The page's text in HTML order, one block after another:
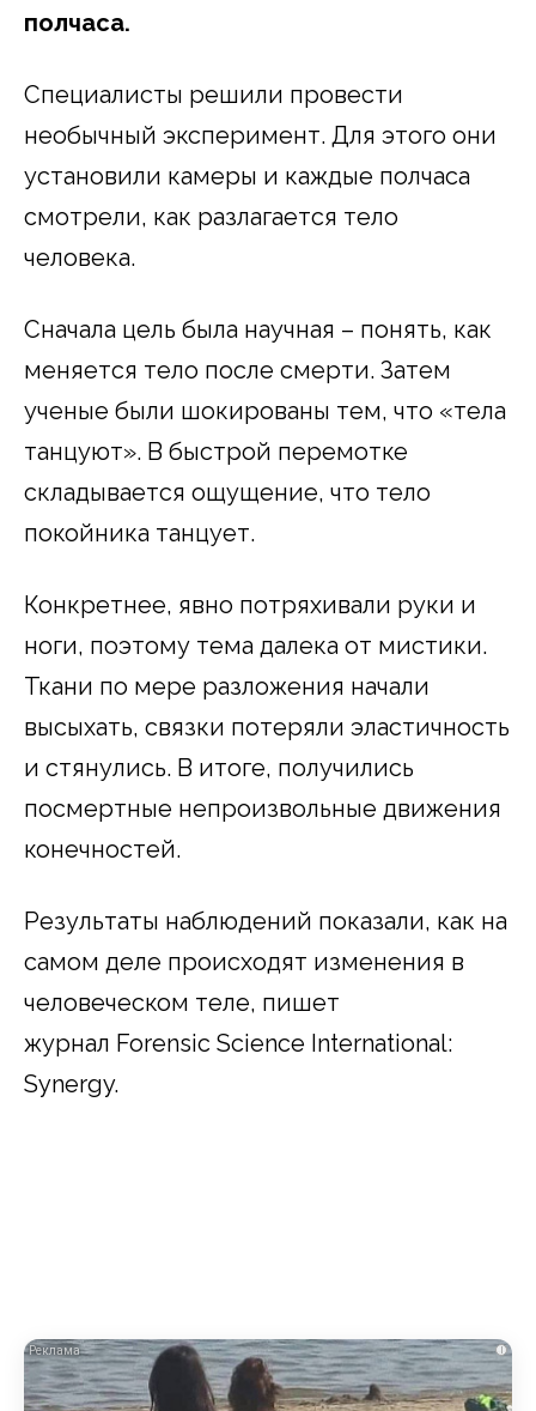
полчаса.
Специалисты решили провести
необычный эксперимент. Для этого они
установили камеры и каждые полчаса
смотрели, как разлагается тело
человека.
Сначала цель была научная – понять, как
меняется тело после смерти. Затем
ученые были шокированы тем, что «тела
танцуют». В быстрой перемотке
складывается ощущение, что тело
покойника танцует.
Конкретнее, явно потряхивали руки и
ноги, поэтому тема далека от мистики.
Ткани по мере разложения начали
высыхать, связки потеряли эластичность
и стянулись. В итоге, получились
посмертные непроизвольные движения
конечностей.
Результаты наблюдений показали, как на
самом деле происходят изменения в
человеческом теле, пишет
журнал Forensic Science International:
Synergy.
i